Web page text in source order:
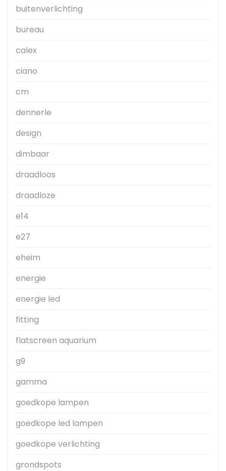
buitenverlichting
bureau
calex
ciano
cm
dennerle
design
dimbaar
draadloos
draadloze
e14
e27
eheim
energie
energie led
fitting
flatscreen aquarium
g9
gamma
goedkope lampen
goedkope led lampen
goedkope verlichting
grondspots